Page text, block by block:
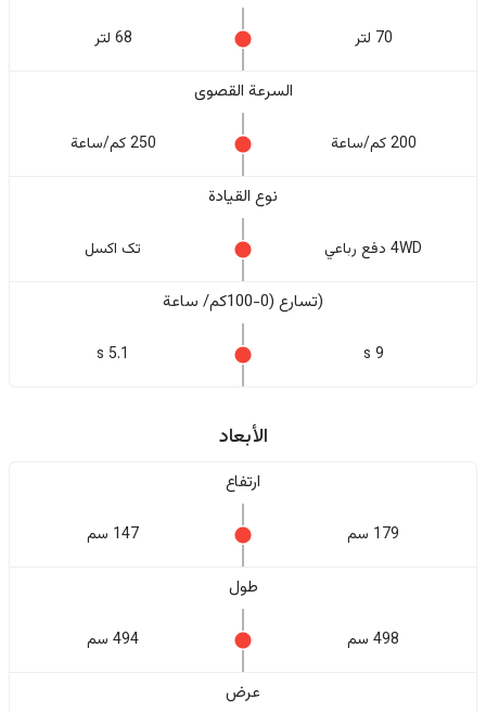
70 لتر 68 لتر
السرعة القصوى
200 كم/ساعة 250 كم/ساعة
نوع القيادة
4WD دفع رباعي تک اکسل
(تسارع (0-100كم/ ساعة
9 s
5.1 s
الأبعاد
ارتفاع
179 سم 147 سم
طول
498 سم 494 سم
عرض